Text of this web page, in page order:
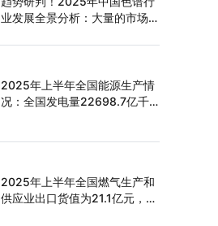
业发展全景分析：大量的市场需
规模不断扩大，进口替代趋势明
2025年上半年全国能源生产情
况：全国发电量22698.7亿千
2025年上半年全国燃气生产和
供应业出口货值为21.1亿元，累